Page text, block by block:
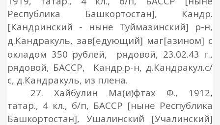
Республика Башкортостан], Кандр.
[Кандринский - ныне Туймазинский] р-н,
д.Кандракуль, зав[едующий] маг[азином] с
окладом 350 рублей, рядовой, 23.02.43 г.,
рядовой, БАССР, Кандр.р-н, д.Кандракул.с/
с, д.Кандракуль, из плена.
27. Хайбулин Ма(и)фтах Ф., 1912,
татар., 4 кл., б/п, БАССР [ныне Республика
Башкортостан], Ушалинский [Учалинский]